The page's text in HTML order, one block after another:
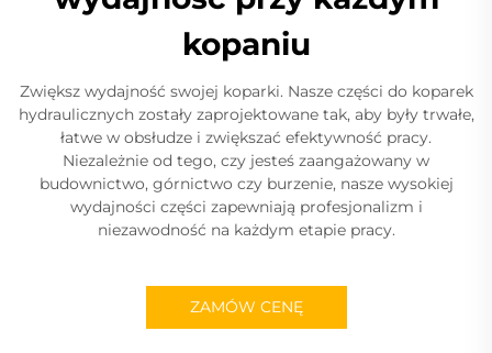
kopaniu
Zwiększ wydajność swojej koparki. Nasze części do koparek
hydraulicznych zostały zaprojektowane tak, aby były trwałe,
łatwe w obsłudze i zwiększać efektywność pracy.
Niezależnie od tego, czy jesteś zaangażowany w
budownictwo, górnictwo czy burzenie, nasze wysokiej
wydajności części zapewniają profesjonalizm i
niezawodność na każdym etapie pracy.
ZAMÓW CENĘ